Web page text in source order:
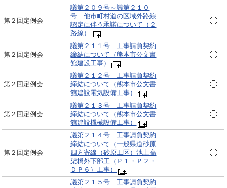
第２回定例会
議第２０９号～議第２１０
号 他市町村道の区域外路線
認定に伴う承諾について（２
路線）
第２回定例会
議第２１１号 工事請負契約
締結について（熊本市公文書
館建設工事）
第２回定例会
議第２１２号 工事請負契約
締結について（熊本市公文書
館建設電気設備工事）
第２回定例会
議第２１３号 工事請負契約
締結について（熊本市公文書
館建設機械設備工事）
第２回定例会
議第２１４号 工事請負契約
締結について（一般県道砂原
四方寄線（砂原工区）池上高
架橋外下部工（Ｐ１・Ｐ２・
ＤＰ６）工事）
議第２１５号 工事請負契約